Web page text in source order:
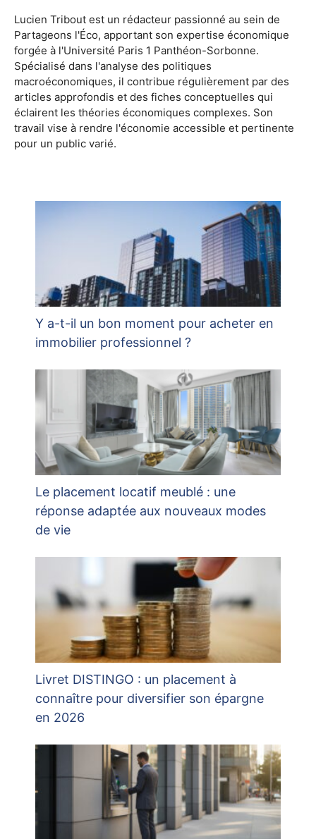
Lucien Tribout est un rédacteur passionné au sein de
Partageons l'Éco, apportant son expertise économique
forgée à l'Université Paris 1 Panthéon-Sorbonne.
Spécialisé dans l'analyse des politiques
macroéconomiques, il contribue régulièrement par des
articles approfondis et des fiches conceptuelles qui
éclairent les théories économiques complexes. Son
travail vise à rendre l'économie accessible et pertinente
pour un public varié.
Y a-t-il un bon moment pour acheter en
immobilier professionnel ?
Le placement locatif meublé : une
réponse adaptée aux nouveaux modes
de vie
Livret DISTINGO : un placement à
connaître pour diversifier son épargne
en 2026